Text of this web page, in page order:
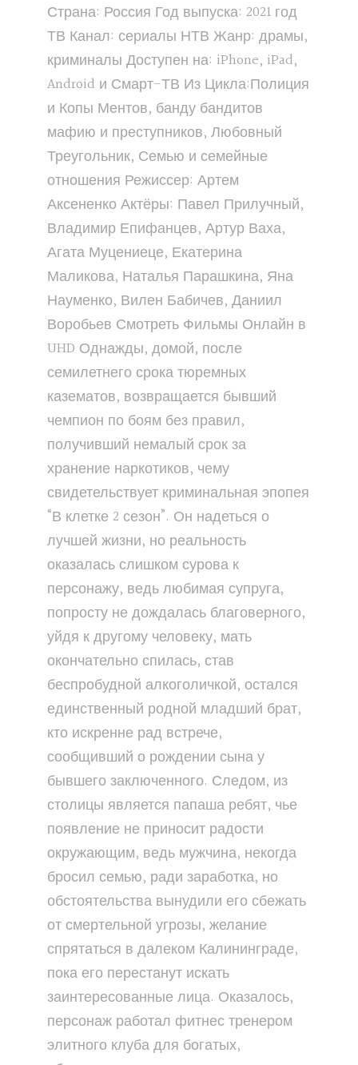
Страна: Россия Год выпуска: 2021 год
ТВ Канал: сериалы НТВ Жанр: драмы,
криминалы Доступен на: iPhone, iPad,
Android и Смарт-ТВ Из Цикла:Полиция
и Копы Ментов, банду бандитов
мафию и преступников, Любовный
Треугольник, Семью и семейные
отношения Режиссер: Артем
Аксененко Актёры: Павел Прилучный,
Владимир Епифанцев, Артур Ваха,
Агата Муцениеце, Екатерина
Маликова, Наталья Парашкина, Яна
Науменко, Вилен Бабичев, Даниил
Воробьев Смотреть Фильмы Онлайн в
UHD Однажды, домой, после
семилетнего срока тюремных
казематов, возвращается бывший
чемпион по боям без правил,
получивший немалый срок за
хранение наркотиков, чему
свидетельствует криминальная эпопея
“В клетке 2 сезон”. Он надеться о
лучшей жизни, но реальность
оказалась слишком сурова к
персонажу, ведь любимая супруга,
попросту не дождалась благоверного,
уйдя к другому человеку, мать
окончательно спилась, став
беспробудной алкоголичкой, остался
единственный родной младший брат,
кто искренне рад встрече,
сообщивший о рождении сына у
бывшего заключенного. Следом, из
столицы является папаша ребят, чье
появление не приносит радости
окружающим, ведь мужчина, некогда
бросил семью, ради заработка, но
обстоятельства вынудили его сбежать
от смертельной угрозы, желание
спрятаться в далеком Калининграде,
пока его перестанут искать
заинтересованные лица. Оказалось,
персонаж работал фитнес тренером
элитного клуба для богатых,